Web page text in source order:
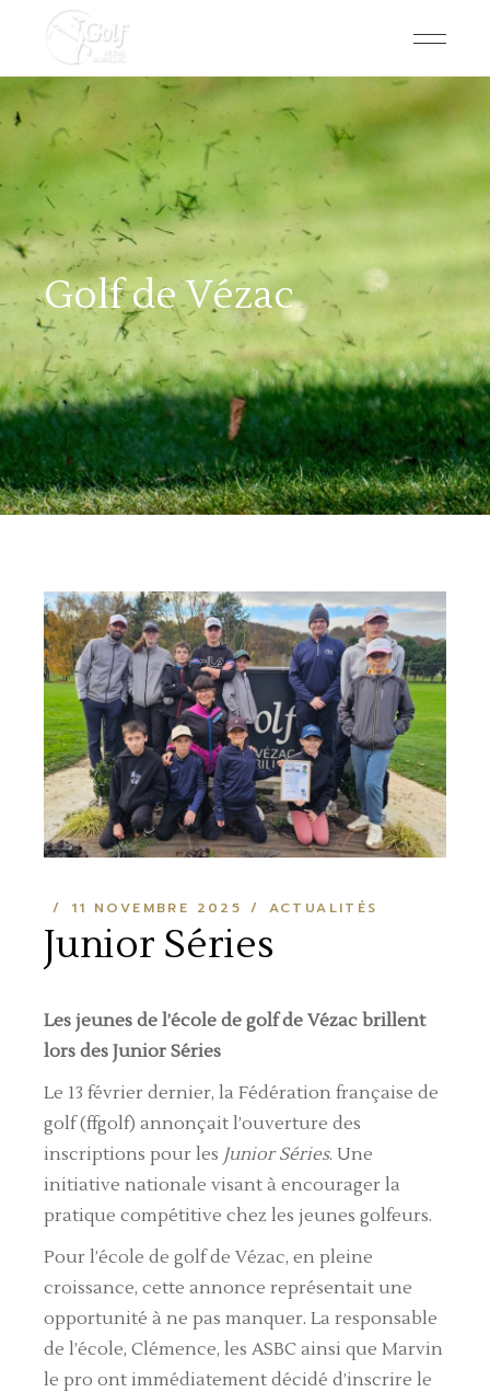
Golf de Vézac
11 NOVEMBRE 2025 ACTUALITÉS
Junior Séries
Les jeunes de l’école de golf de Vézac brillent
lors des Junior Séries
Le 13 février dernier, la Fédération française de
golf (ffgolf) annonçait l’ouverture des
inscriptions pour les Junior Séries. Une
initiative nationale visant à encourager la
pratique compétitive chez les jeunes golfeurs.
Pour l’école de golf de Vézac, en pleine
croissance, cette annonce représentait une
opportunité à ne pas manquer. La responsable
de l’école, Clémence, les ASBC ainsi que Marvin
le pro ont immédiatement décidé d’inscrire le